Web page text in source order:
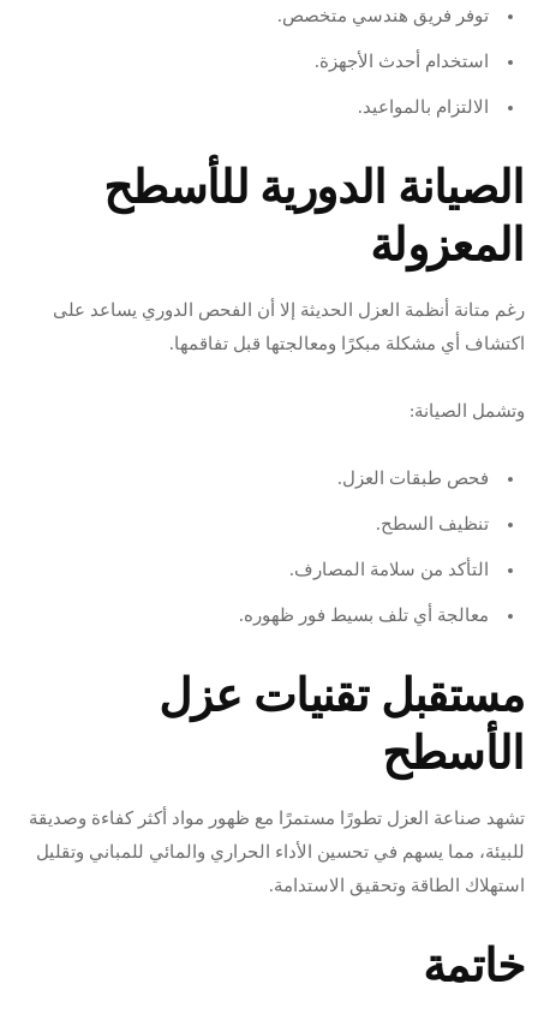
توفر فريق هندسي متخصص.
استخدام أحدث الأجهزة.
الالتزام بالمواعيد.
الصيانة الدورية للأسطح
المعزولة
رغم متانة أنظمة العزل الحديثة إلا أن الفحص الدوري يساعد على
اكتشاف أي مشكلة مبكرًا ومعالجتها قبل تفاقمها.
وتشمل الصيانة:
فحص طبقات العزل.
تنظيف السطح.
التأكد من سلامة المصارف.
معالجة أي تلف بسيط فور ظهوره.
مستقبل تقنيات عزل
الأسطح
تشهد صناعة العزل تطورًا مستمرًا مع ظهور مواد أكثر كفاءة وصديقة
للبيئة، مما يسهم في تحسين الأداء الحراري والمائي للمباني وتقليل
استهلاك الطاقة وتحقيق الاستدامة.
خاتمة